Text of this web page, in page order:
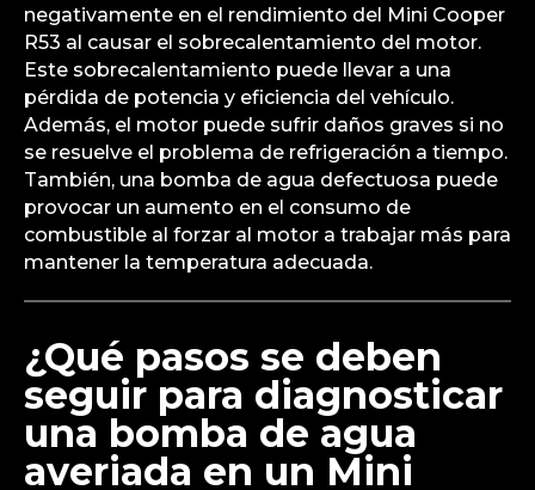
negativamente en el rendimiento del Mini Cooper
R53 al causar el sobrecalentamiento del motor.
Este sobrecalentamiento puede llevar a una
pérdida de potencia y eficiencia del vehículo.
Además, el motor puede sufrir daños graves si no
se resuelve el problema de refrigeración a tiempo.
También, una bomba de agua defectuosa puede
provocar un aumento en el consumo de
combustible al forzar al motor a trabajar más para
mantener la temperatura adecuada.
¿Qué pasos se deben
seguir para diagnosticar
una bomba de agua
averiada en un Mini